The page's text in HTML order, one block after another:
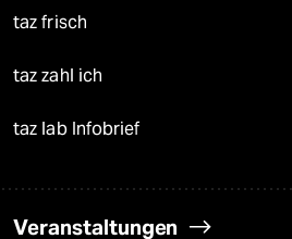
taz frisch
taz zahl ich
taz lab Infobrief
Veranstaltungen